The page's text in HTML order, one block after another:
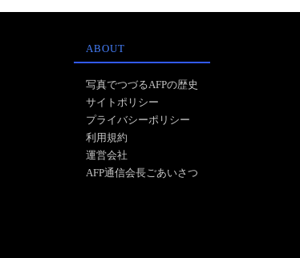
ABOUT
写真でつづるAFPの歴史
サイトポリシー
プライバシーポリシー
利用規約
運営会社
AFP通信会長ごあいさつ